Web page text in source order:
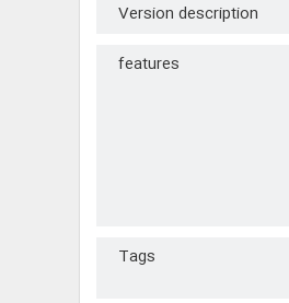
Version description
features
Tags